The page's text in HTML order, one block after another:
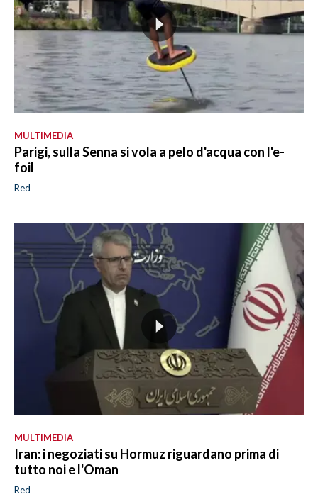
MULTIMEDIA
Parigi, sulla Senna si vola a pelo d'acqua con l'e-
foil
Red
MULTIMEDIA
Iran: i negoziati su Hormuz riguardano prima di
tutto noi e l'Oman
Red